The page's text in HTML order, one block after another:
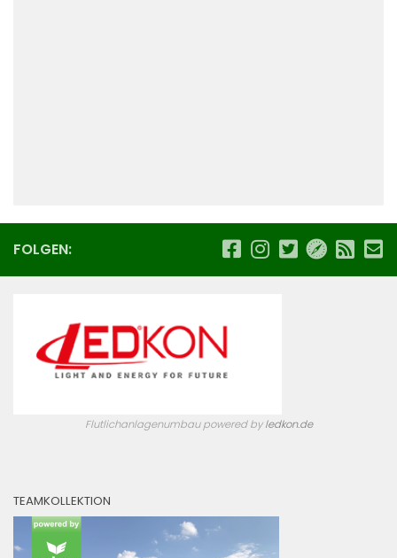
FOLGEN:
Flutlichanlagenumbau powered byledkon.de
TEAMKOLLEKTION